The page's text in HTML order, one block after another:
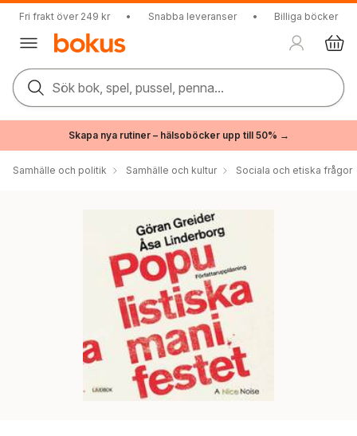
Fri frakt över 249 kr • Snabba leveranser • Billiga böcker
Sök bok, spel, pussel, penna...
Skapa nya rutiner – hälsoböcker upp till 50% →
Samhälle och politik Samhälle och kultur Sociala och etiska frågor